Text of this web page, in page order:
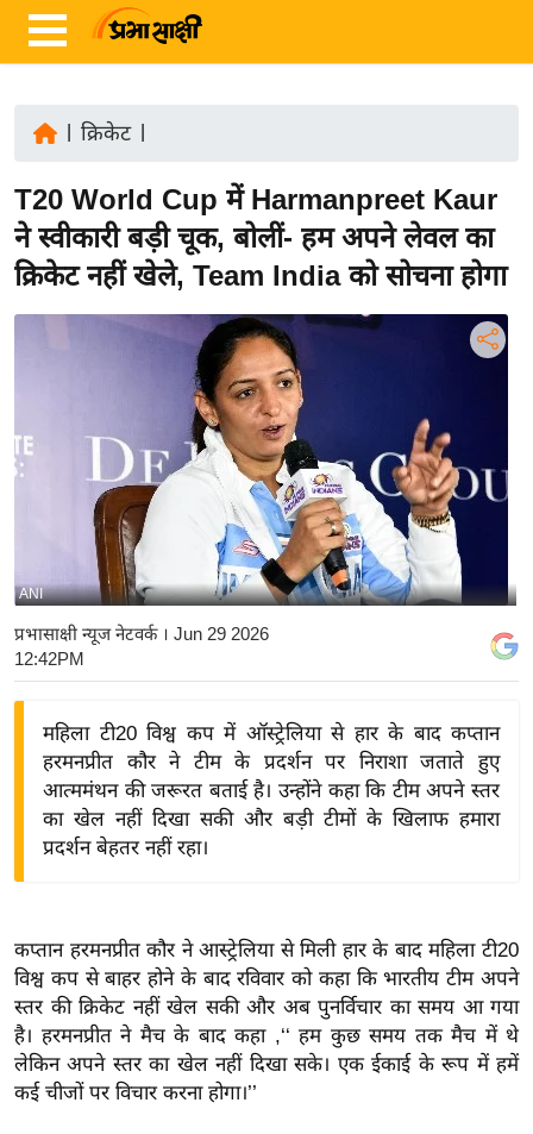
ज़ा
ख
ब
र
अं
बि
ज़
ने
स
द्यो
शे
ष
ज्ञ
रा
य
ब
क्रिकेट|
T20 World Cup में Harmanpreet Kaur
ने स्वीकारी बड़ी चूक, बोलीं- हम अपने लेवल का
क्रिकेट नहीं खेले, Team India को सोचना होगा
ANI
प्रभासाक्षी न्यूज नेटवर्क। Jun 29 2026
12:42PM
महिला टी20 विश्व कप में ऑस्ट्रेलिया से हार के बाद कप्तान
हरमनप्रीत कौर ने टीम के प्रदर्शन पर निराशा जताते हुए
आत्ममंथन की जरूरत बताई है। उन्होंने कहा कि टीम अपने स्तर
का खेल नहीं दिखा सकी और बड़ी टीमों के खिलाफ हमारा
प्रदर्शन बेहतर नहीं रहा।
कप्तान हरमनप्रीत कौर ने आस्ट्रेलिया से मिली हार के बाद महिला टी20
विश्व कप से बाहर होने के बाद रविवार को कहा कि भारतीय टीम अपने
स्तर की क्रिकेट नहीं खेल सकी और अब पुनर्विचार का समय आ गया
है। हरमनप्रीत ने मैच के बाद कहा ,‘‘ हम कुछ समय तक मैच में थे
लेकिन अपने स्तर का खेल नहीं दिखा सके। एक ईकाई के रूप में हमें
कई चीजों पर विचार करना होगा।’’